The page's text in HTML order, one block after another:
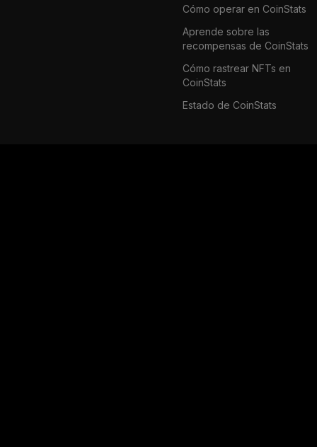
Cómo operar en CoinStats
Aprende sobre las
recompensas de CoinStats
Cómo rastrear NFTs en
CoinStats
Estado de CoinStats